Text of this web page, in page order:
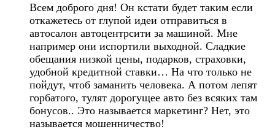
Всем доброго дня! Он кстати будет таким если
откажетесь от глупой идеи отправиться в
автосалон автоцентрсити за машиной. Мне
например они испортили выходной. Сладкие
обещания низкой цены, подарков, страховки,
удобной кредитной ставки… На что только не
пойдут, чтоб заманить человека. А потом лепят
горбатого, тулят дорогущее авто без всяких там
бонусов.. Это называется маркетинг? Нет, это
называется мошенничество!